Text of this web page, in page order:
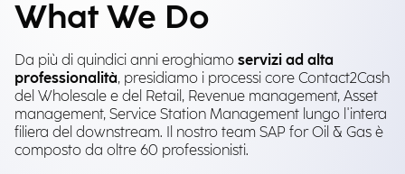
What We Do
Da più di quindici anni eroghiamo servizi ad alta
professionalità, presidiamo i processi core Contact2Cash
del Wholesale e del Retail, Revenue management, Asset
management, Service Station Management lungo l'intera
filiera del downstream. Il nostro team SAP for Oil & Gas è
composto da oltre 60 professionisti.